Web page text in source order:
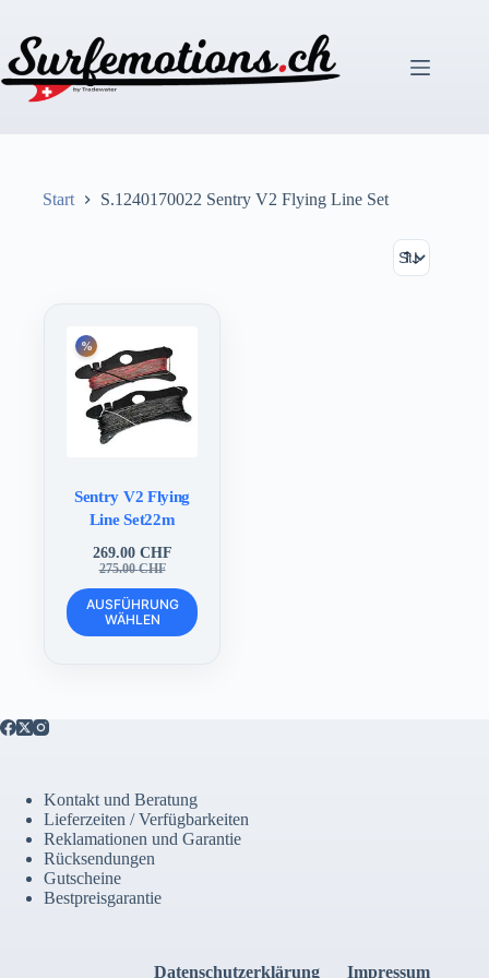
springen
Start S.1240170022 Sentry V2 Flying Line Set
Sentry V2 Flying
Line Set22m
275.00CHF
Ursprünglicher
Preis
war:
275.00 CHF
269.00 CHF
Aktueller
Preis
ist:
269.00 CHF.
AUSFÜHRUNG
WÄHLEN
Dieses
Produkt
weist
der
Produktseite
gewählt
werden
Kontakt und Beratung
Lieferzeiten / Verfügbarkeiten
Reklamationen und Garantie
Rücksendungen
Gutscheine
Bestpreisgarantie
Datenschutzerklärung Impressum